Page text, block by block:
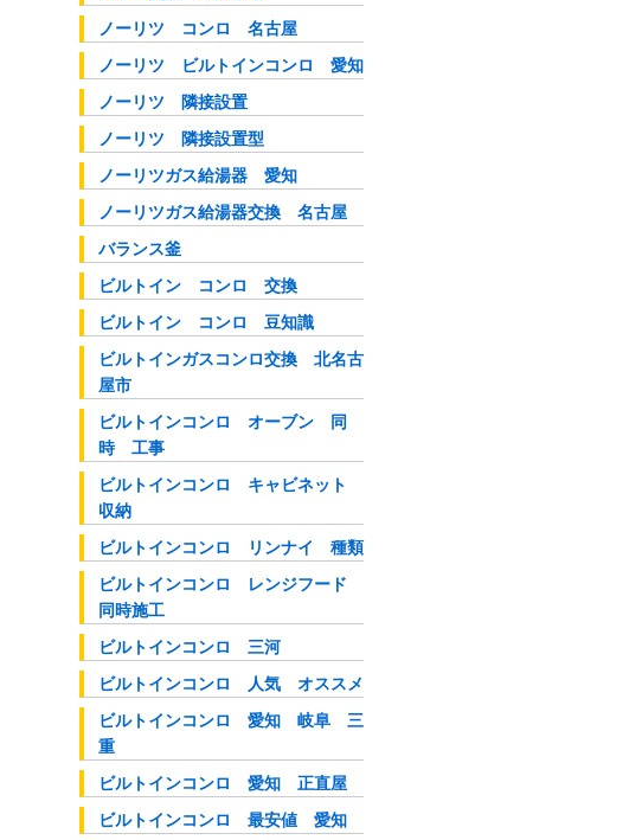
ノーリツ コンロ 名古屋
ノーリツ ビルトインコンロ 愛知
ノーリツ 隣接設置
ノーリツ 隣接設置型
ノーリツガス給湯器 愛知
ノーリツガス給湯器交換 名古屋
バランス釜
ビルトイン コンロ 交換
ビルトイン コンロ 豆知識
ビルトインガスコンロ交換 北名古
屋市
ビルトインコンロ オーブン 同
時 工事
ビルトインコンロ キャビネット
収納
ビルトインコンロ リンナイ 種類
ビルトインコンロ レンジフード
同時施工
ビルトインコンロ 三河
ビルトインコンロ 人気 オススメ
ビルトインコンロ 愛知 岐阜 三
重
ビルトインコンロ 愛知 正直屋
ビルトインコンロ 最安値 愛知